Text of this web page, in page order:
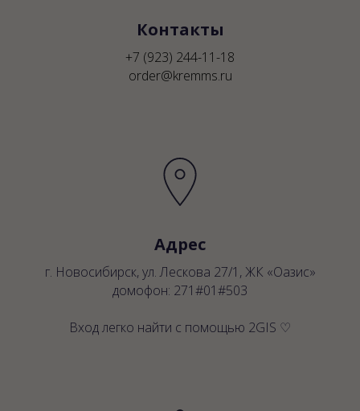
Контакты
+7 (923) 244-11-18
order@kremms.ru
Адрес
г. Новосибирск, ул. Лескова 27/1, ЖК «Оазис»
домофон: 271#01#503
Вход легко найти с помощью 2GIS ♡